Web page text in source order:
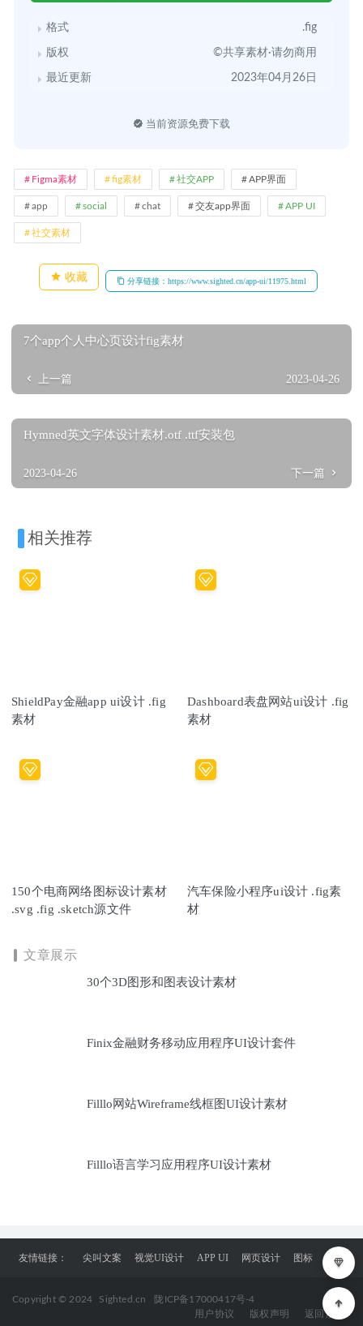
格式 .fig
版权 ©共享素材·请勿商用
最近更新 2023年04月26日
当前资源免费下载
Figma素材 fig素材 社交APP APP界面
app social chat 交友app界面 APP UI
社交素材
收藏 分享链接：https://www.sighted.cn/app-ui/11975.html
7个app个人中心页设计fig素材
上一篇 2023-04-26
Hymned英文字体设计素材.otf .ttf安装包
2023-04-26 下一篇
相关推荐
ShieldPay金融app ui设计 .fig
素材
Dashboard表盘网站ui设计 .fig
素材
150个电商网络图标设计素材
.svg .fig .sketch源文件
汽车保险小程序ui设计 .fig素
材
文章展示
30个3D图形和图表设计素材
Finix金融财务移动应用程序UI设计套件
Filllo网站Wireframe线框图UI设计素材
Filllo语言学习应用程序UI设计素材
友情链接： 尖叫文案 视觉UI设计 APP UI 网页设计 图标
Copyright © 2024 Sighted.cn
陇ICP备17000417号-4
用户协议
版权声明 返回顶部